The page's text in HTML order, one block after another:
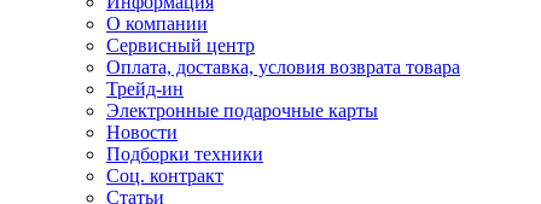
О компании
Сервисный центр
Оплата, доставка, условия возврата товара
Трейд-ин
Электронные подарочные карты
Новости
Подборки техники
Соц. контракт
Статьи